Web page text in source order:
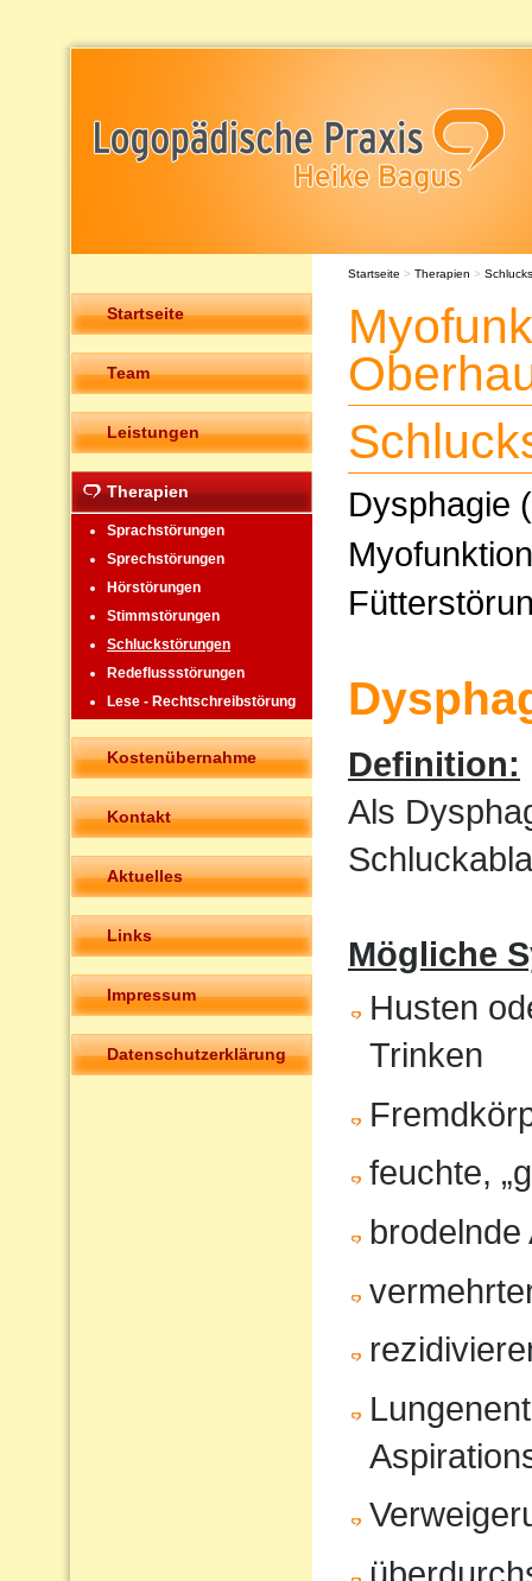
Startseite
Team
Leistungen
Therapien
Sprachstörungen
Sprechstörungen
Hörstörungen
Stimmstörungen
Schluckstörungen
Redeflussstörungen
Lese - Rechtschreibstörung
Kostenübernahme
Kontakt
Aktuelles
Links
Impressum
Datenschutzerklärung
Startseite > Therapien >
Dysphagie
Definition:
Als
Mögliche
Husten
Trinken
feuchte,
brodelnde